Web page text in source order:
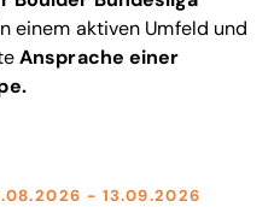
einem aktiven Umfeld und
Ansprache einer
- 13.09.2026